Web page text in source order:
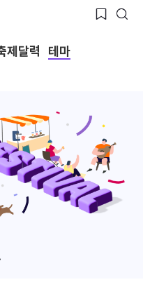
제달력 테마